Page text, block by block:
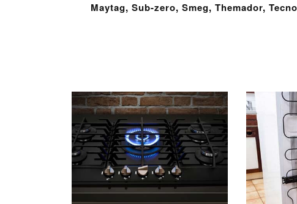
Maytag, Sub-zero, Smeg, Themador, Tecno